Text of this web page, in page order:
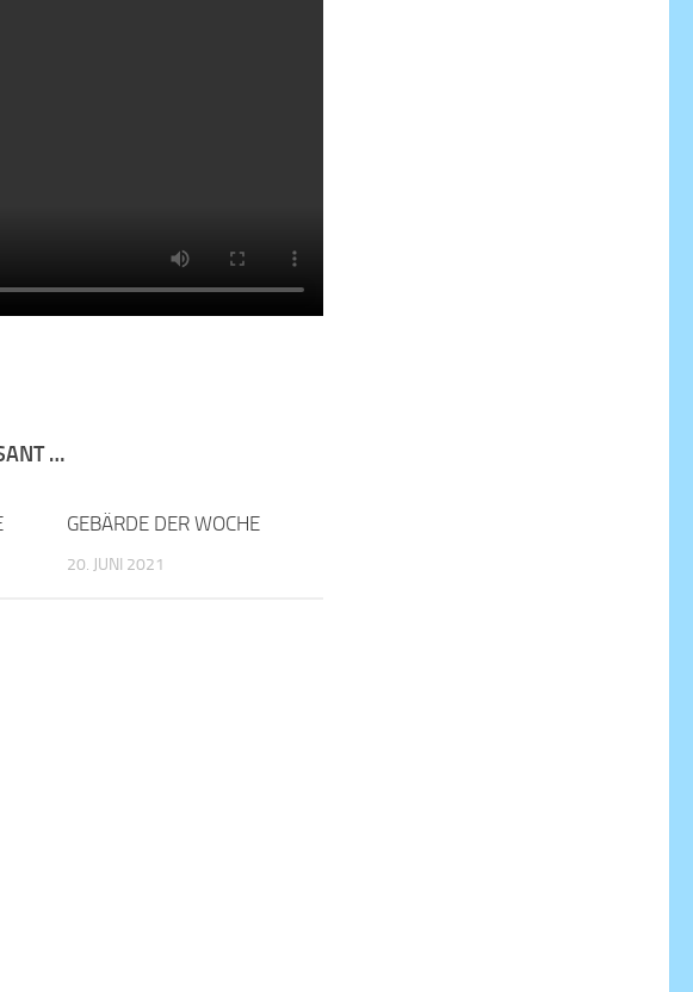
…
GEBÄRDE DER WOCHE
20. JUNI 2021